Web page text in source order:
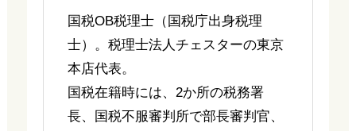
国税OB税理士（国税庁出身税理
士）。税理士法人チェスターの東京
本店代表。
国税在籍時には、2か所の税務署
長、国税不服審判所で部長審判官、